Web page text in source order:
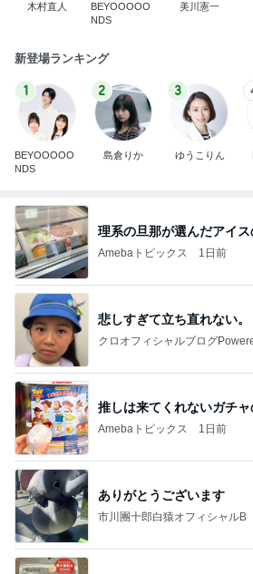
木村直人
BEYOOOOO
NDS
美川憲一
新登場ランキング
1
BEYOOOOO
NDS
2
島倉りか
3
ゆうこりん
理系の旦那が選んだアイ
Amebaトピックス 1日前
悲しすぎて立ち直れない。
クロオフィシャルブログ
推しは来てくれないガチ
Amebaトピックス 1日前
ありがとうございます
市川團十郎白猿オフィシャルB